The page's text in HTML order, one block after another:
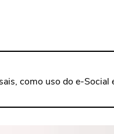
como uso do e-